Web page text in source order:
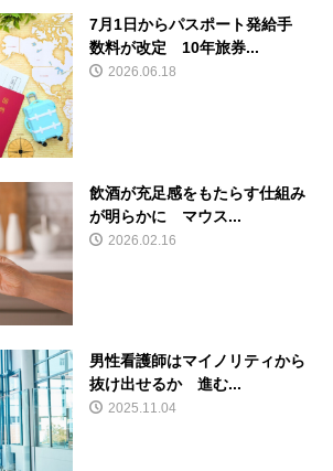
7月1日からパスポート発給手
数料が改定 10年旅券...
2026.06.18
飲酒が充足感をもたらす仕組み
が明らかに マウス...
2026.02.16
男性看護師はマイノリティから
抜け出せるか 進む...
2025.11.04